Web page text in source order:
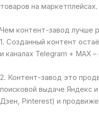
товаров на маркетплейсах.
Чем контент-завод лучше
1. Созданный контент
и каналах Telegram + MAX –
2. Контент-завод это
поисковой выдаче Яндекс
Дзен, Pinterest) и